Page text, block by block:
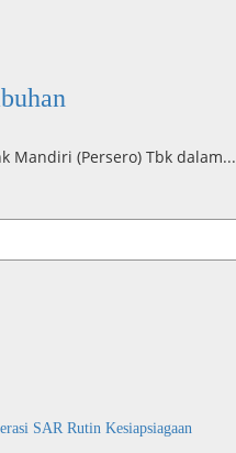
Mandiri (Persero) Tbk dalam...
SAR Rutin Kesiapsiagaan